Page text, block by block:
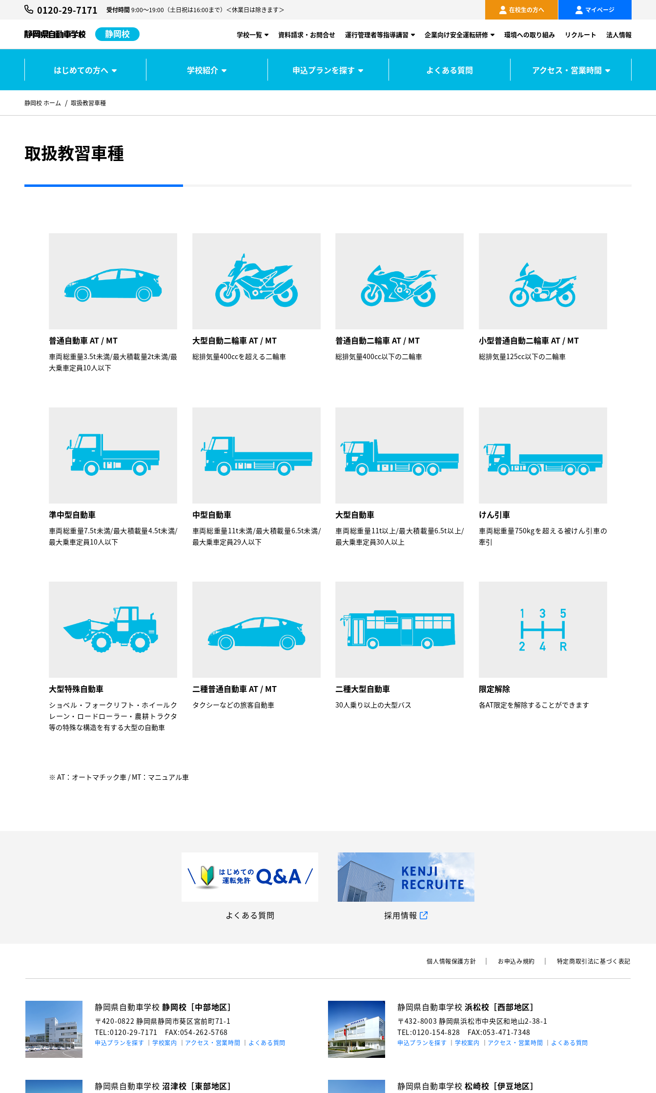
0120-29-7171 受付時間 9:00～19:00（土日祝は16:00まで）＜休業日は除きます＞ 在校生の方へ マイページ
静岡校 学校一覧 資料請求・お問合せ 運行管理者等指導講習 企業向け安全運転研修 環境への取り組み リクルート 法人情報
はじめての方へ 学校紹介 申込プランを探す よくある質問 アクセス・営業時間
静岡校 ホーム 取扱教習車種
取扱教習車種
普通自動車 AT / MT
車両総重量3.5t未満/最大積載量2t未満/最
大乗車定員10人以下
大型自動二輪車 AT / MT
総排気量400ccを超える二輪車
普通自動二輪車 AT / MT
総排気量400cc以下の二輪車
小型普通自動二輪車 AT / MT
総排気量125cc以下の二輪車
準中型自動車
車両総重量7.5t未満/最大積載量4.5t未満/
最大乗車定員10人以下
中型自動車
車両総重量11t未満/最大積載量6.5t未満/
最大乗車定員29人以下
大型自動車
車両総重量11t以上/最大積載量6.5t以上/
最大乗車定員30人以上
けん引車
車両総重量750kgを超える被けん引車の
牽引
大型特殊自動車
ショベル・フォークリフト・ホイールク
レーン・ロードローラー・農耕トラクタ
等の特殊な構造を有する大型の自動車
二種普通自動車 AT / MT
タクシーなどの旅客自動車
二種大型自動車
30人乗り以上の大型バス
限定解除
各AT限定を解除することができます
※ AT：オートマチック車 / MT：マニュアル車
よくある質問 採用情報
個⼈情報保護⽅針 お申込み規約 特定商取引法に基づく表記
静岡県自動車学校静岡校［中部地区］
〒420-0822 静岡県静岡市葵区宮前町71-1
TEL:0120-29-7171 FAX:054-262-5768
申込プランを探す 学校案内 アクセス・営業時間 よくある質問
静岡県自動車学校浜松校［西部地区］
〒432-8003 静岡県浜松市中央区和地山2-38-1
TEL:0120-154-828 FAX:053-471-7348
申込プランを探す 学校案内 アクセス・営業時間 よくある質問
静岡県自動車学校沼津校［東部地区］ 静岡県自動車学校松崎校［伊豆地区］